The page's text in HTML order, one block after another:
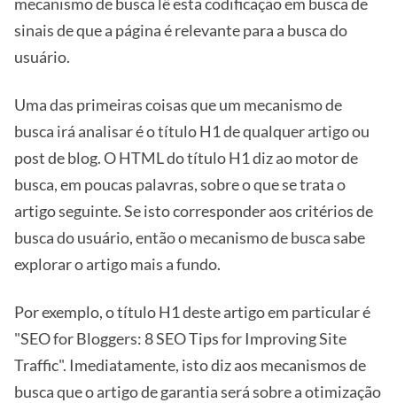
sinais de que a página é relevante para a busca do
usuário.
Uma das primeiras coisas que um mecanismo de
busca irá analisar é o título H1 de qualquer artigo ou
post de blog. O HTML do título H1 diz ao motor de
busca, em poucas palavras, sobre o que se trata o
artigo seguinte. Se isto corresponder aos critérios de
busca do usuário, então o mecanismo de busca sabe
explorar o artigo mais a fundo.
Por exemplo, o título H1 deste artigo em particular é
"SEO for Bloggers: 8 SEO Tips for Improving Site
Traffic". Imediatamente, isto diz aos mecanismos de
busca que o artigo de garantia será sobre a otimização